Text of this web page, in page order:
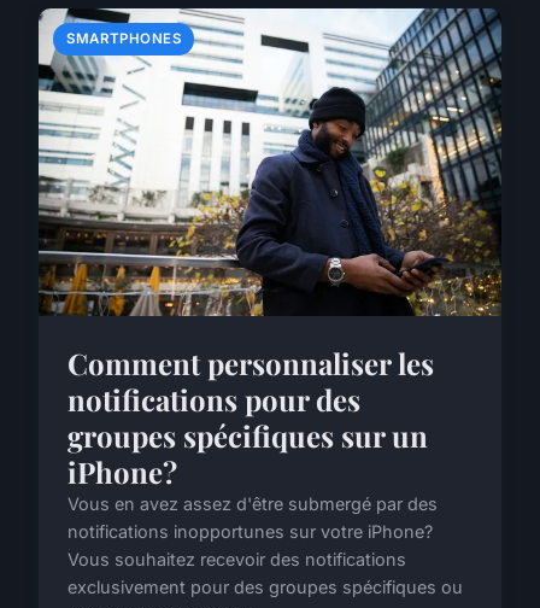
SMARTPHONES
Comment personnaliser les
notifications pour des
groupes spécifiques sur un
iPhone?
Vous en avez assez d'être submergé par des
notifications inopportunes sur votre iPhone?
Vous souhaitez recevoir des notifications
exclusivement pour des groupes spécifiques ou